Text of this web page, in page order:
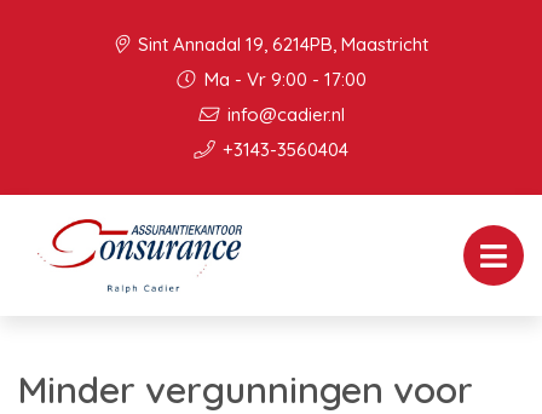
Sint Annadal 19, 6214PB, Maastricht
Ma - Vr 9:00 - 17:00
info@cadier.nl
+3143-3560404
Minder vergunningen voor